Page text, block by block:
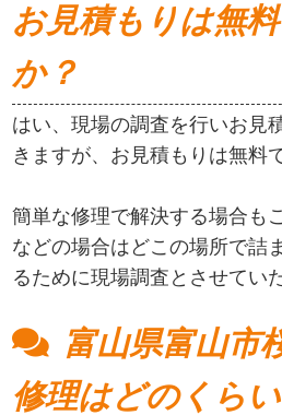
お見積もりは無
か？
はい、現場の調査を行いお見
きますが、お見積もりは無料
簡単な修理で解決する場合も
などの場合はどこの場所で詰
るために現場調査とさせてい
富山県富山市
修理はどのくら